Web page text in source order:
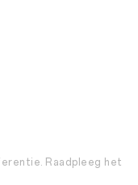
Raadpleeg het